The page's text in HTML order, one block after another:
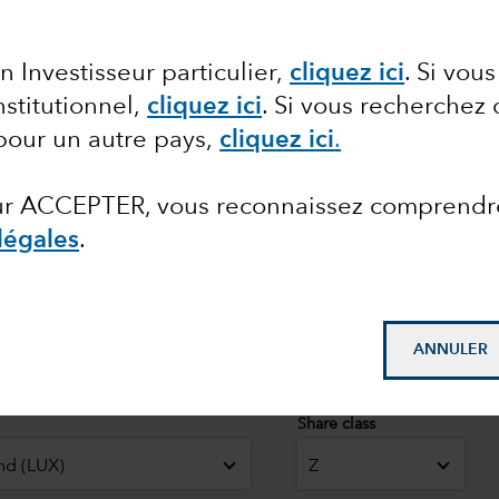
Investisseur particulier, cliquez ici. Si
cliquez ici. Si vous recherchez
un autre pays, cliquez ici.
ACCEPTER, vous reconnaissez
.
ANNULER
© 2026 Morningstar.
catégorie Z sur EUR.
April 2026.
(LUX)
Share class
Z